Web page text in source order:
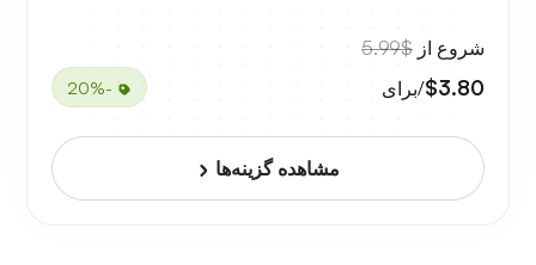
شروع از $5.99
$3.80/برای -20%
مشاهده گزینه‌ها